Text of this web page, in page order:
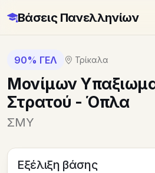
Βάσεις Πανελληνίων
90% ΓΕΛ Τρίκαλα
Μονίμων
Στρατού - Όπλα
ΣΜΥ
Εξέλιξη βάσης